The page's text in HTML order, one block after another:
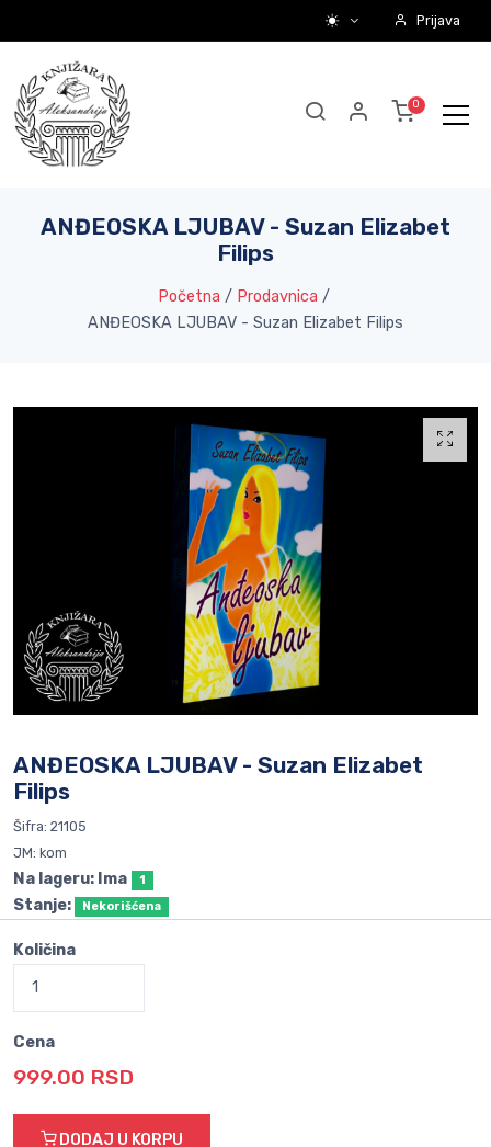
Prijava
ANĐEOSKA LJUBAV - Suzan Elizabet
Filips
Početna / Prodavnica /
ANĐEOSKA LJUBAV - Suzan Elizabet Filips
ANĐEOSKA LJUBAV - Suzan Elizabet
Filips
Šifra: 21105
JM: kom
Na lageru: Ima 1
Stanje: Nekorišćena
Količina
Cena
999.00 RSD
DODAJ U KORPU